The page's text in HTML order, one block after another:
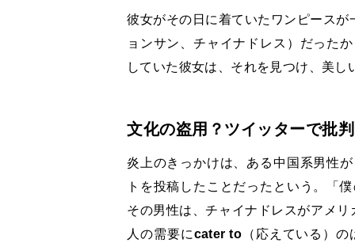
彼女がその日に着ていたワンピース
ョンサン、チャイナドレス）だった
していた彼女は、それを見つけ、美
文化の盗用？ツイッターで批判
炎上のきっかけは、ある中国系男性
トを投稿したことだったという。「
その男性は、チャイナドレスがアメリ
人の需要にcater to （応えている）の